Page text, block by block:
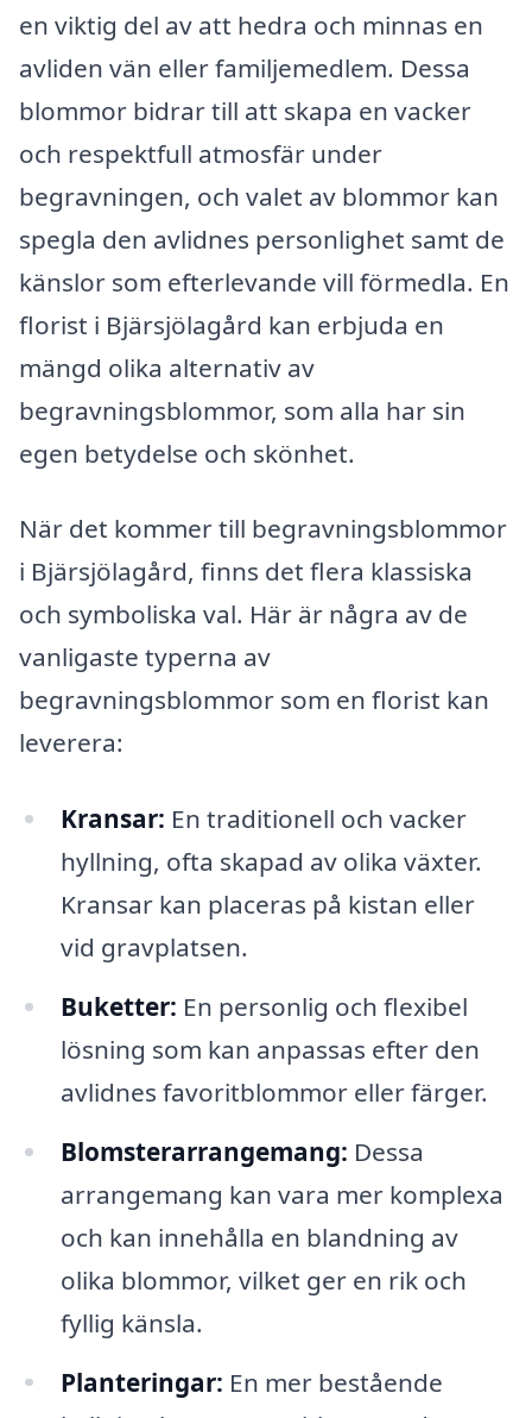
en viktig del av att hedra och minnas en
avliden vän eller familjemedlem. Dessa
blommor bidrar till att skapa en vacker
och respektfull atmosfär under
begravningen, och valet av blommor kan
spegla den avlidnes personlighet samt de
känslor som efterlevande vill förmedla. En
florist i Bjärsjölagård kan erbjuda en
mängd olika alternativ av
begravningsblommor, som alla har sin
egen betydelse och skönhet.
När det kommer till begravningsblommor
i Bjärsjölagård, finns det flera klassiska
och symboliska val. Här är några av de
vanligaste typerna av
begravningsblommor som en florist kan
leverera:
Kransar: En traditionell och vacker
hyllning, ofta skapad av olika växter.
Kransar kan placeras på kistan eller
vid gravplatsen.
Buketter: En personlig och flexibel
lösning som kan anpassas efter den
avlidnes favoritblommor eller färger.
Blomsterarrangemang: Dessa
arrangemang kan vara mer komplexa
och kan innehålla en blandning av
olika blommor, vilket ger en rik och
fyllig känsla.
Planteringar: En mer bestående